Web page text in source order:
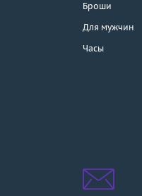
Бесплатная доставка
Броши
Для мужчин
Часы